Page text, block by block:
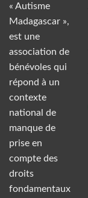
« Autisme
Madagascar »,
est une
association de
bénévoles qui
répond à un
contexte
national de
manque de
prise en
compte des
droits
fondamentaux